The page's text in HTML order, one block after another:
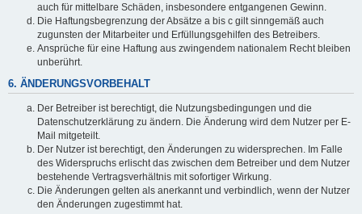
auch für mittelbare Schäden, insbesondere entgangenen Gewinn.
Die Haftungsbegrenzung der Absätze a bis c gilt sinngemäß auch
zugunsten der Mitarbeiter und Erfüllungsgehilfen des Betreibers.
Ansprüche für eine Haftung aus zwingendem nationalem Recht bleiben
unberührt.
6. ÄNDERUNGSVORBEHALT
Der Betreiber ist berechtigt, die Nutzungsbedingungen und die
Datenschutzerklärung zu ändern. Die Änderung wird dem Nutzer per E-
Mail mitgeteilt.
Der Nutzer ist berechtigt, den Änderungen zu widersprechen. Im Falle
des Widerspruchs erlischt das zwischen dem Betreiber und dem Nutzer
bestehende Vertragsverhältnis mit sofortiger Wirkung.
Die Änderungen gelten als anerkannt und verbindlich, wenn der Nutzer
den Änderungen zugestimmt hat.